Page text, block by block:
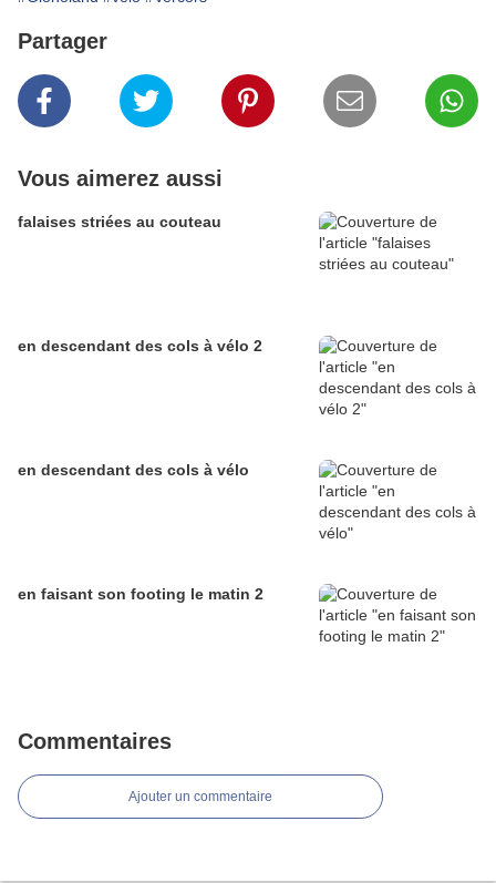
Partager
Vous aimerez aussi
falaises striées au couteau
en descendant des cols à vélo 2
en descendant des cols à vélo
en faisant son footing le matin 2
Commentaires
Ajouter un commentaire